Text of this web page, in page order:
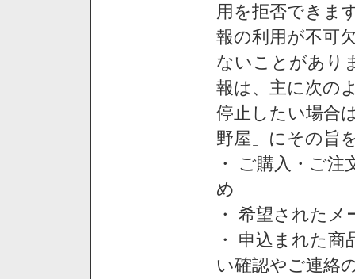
用を拒否できま
報の利用が不可
ないことがあり
報は、主に次の
停止したい場合
野屋」にその旨
・ ご購入・ご
め
・ 希望された
・ 申込まれた
い確認やご連絡